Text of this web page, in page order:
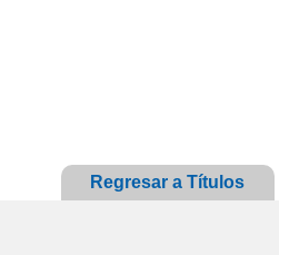
Regresar a Títulos